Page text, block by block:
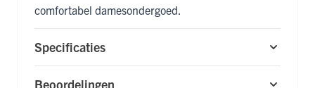
comfortabel damesondergoed.
Specificaties
Beoordelingen